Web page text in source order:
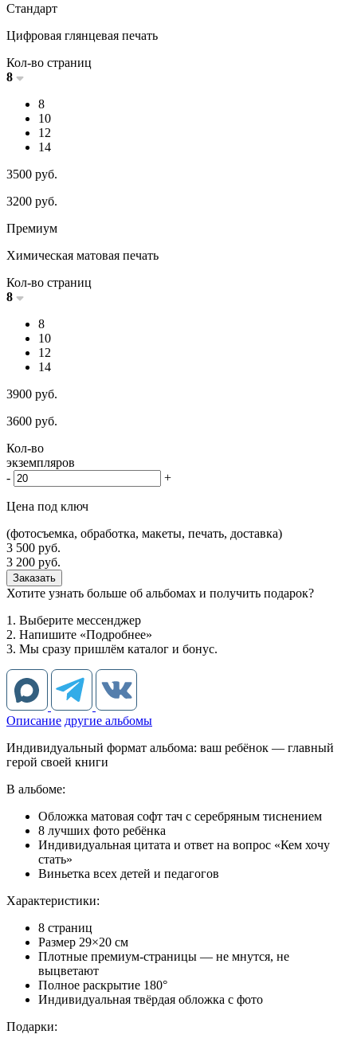
Стандарт
Цифровая глянцевая печать
Кол-во страниц
8
8
10
12
14
3500 руб.
3200 руб.
Премиум
Химическая матовая печать
Кол-во страниц
8
8
10
12
14
3900 руб.
3600 руб.
Кол-во
экземпляров
-
+
Цена под ключ
(фотосъемка, обработка, макеты, печать, доставка)
3 500 руб.
3 200 руб.
Заказать
Хотите узнать больше об альбомах и получить подарок?
1. Выберите мессенджер
2. Напишите «Подробнее»
3. Мы сразу пришлём каталог и бонус.
Описание другие альбомы
Индивидуальный формат альбома: ваш ребёнок — главный
герой своей книги
В альбоме:
Обложка матовая софт тач с серебряным тиснением
8 лучших фото ребёнка
Индивидуальная цитата и ответ на вопрос «Кем хочу
стать»
Виньетка всех детей и педагогов
Характеристики:
8 страниц
Размер 29×20 см
Плотные премиум-страницы — не мнутся, не
выцветают
Полное раскрытие 180°
Индивидуальная твёрдая обложка с фото
Подарки: